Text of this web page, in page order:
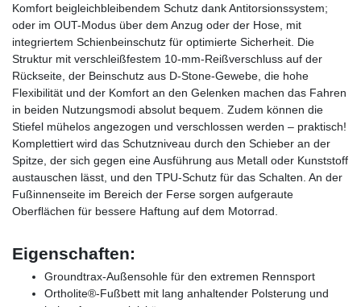
Komfort beigleichbleibendem Schutz dank Antitorsionssystem;
oder im OUT-Modus über dem Anzug oder der Hose, mit
integriertem Schienbeinschutz für optimierte Sicherheit. Die
Struktur mit verschleißfestem 10-mm-Reißverschluss auf der
Rückseite, der Beinschutz aus D-Stone-Gewebe, die hohe
Flexibilität und der Komfort an den Gelenken machen das Fahren
in beiden Nutzungsmodi absolut bequem. Zudem können die
Stiefel mühelos angezogen und verschlossen werden – praktisch!
Komplettiert wird das Schutzniveau durch den Schieber an der
Spitze, der sich gegen eine Ausführung aus Metall oder Kunststoff
austauschen lässt, und den TPU-Schutz für das Schalten. An der
Fußinnenseite im Bereich der Ferse sorgen aufgeraute
Oberflächen für bessere Haftung auf dem Motorrad.
Eigenschaften:
Groundtrax-Außensohle für den extremen Rennsport
Ortholite®-Fußbett mit lang anhaltender Polsterung und